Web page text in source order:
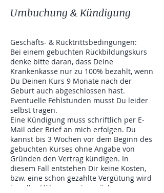
Umbuchung & Kündigung
Geschäfts- & Rücktrittsbedingungen:
Bei einem gebuchten Rückbildungskurs
denke bitte daran, dass Deine
Krankenkasse nur zu 100% bezahlt, wenn
Du Deinen Kurs 9 Monate nach der
Geburt auch abgeschlossen hast.
Eventuelle Fehlstunden musst Du leider
selbst tragen.
Eine Kündigung muss schriftlich per E-
Mail oder Brief an mich erfolgen. Du
kannst bis 3 Wochen vor dem Beginn des
gebuchten Kurses ohne Angabe von
Gründen den Vertrag kündigen. In
diesem Fall entstehen Dir keine Kosten,
bzw. eine schon gezahlte Vergütung wird
in voller Höhe von mir zurück